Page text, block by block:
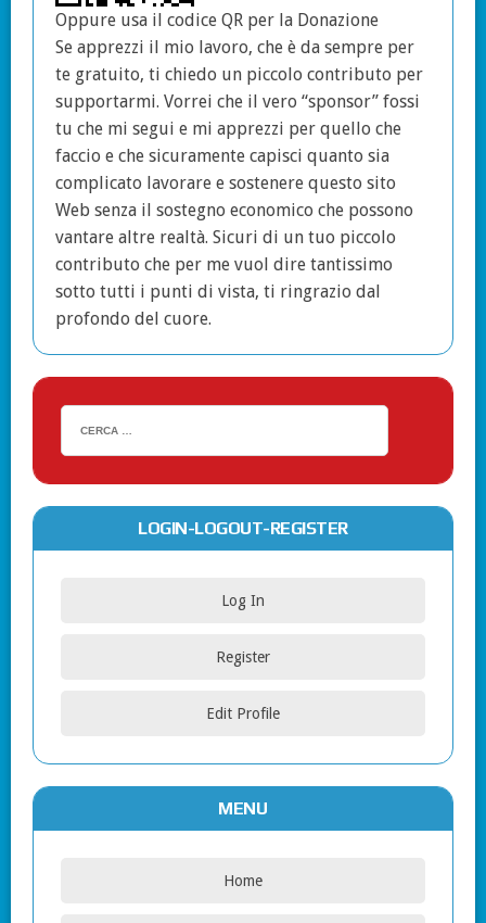
Oppure usa il codice QR per la Donazione
Se apprezzi il mio lavoro, che è da sempre per
te gratuito, ti chiedo un piccolo contributo per
supportarmi. Vorrei che il vero “sponsor” fossi
tu che mi segui e mi apprezzi per quello che
faccio e che sicuramente capisci quanto sia
complicato lavorare e sostenere questo sito
Web senza il sostegno economico che possono
vantare altre realtà. Sicuri di un tuo piccolo
contributo che per me vuol dire tantissimo
sotto tutti i punti di vista, ti ringrazio dal
profondo del cuore.
LOGIN-LOGOUT-REGISTER
Log In
Register
Edit Profile
MENU
Home